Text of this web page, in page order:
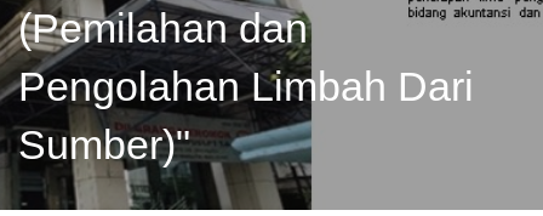
(Pemilahan dan
Pengolahan Limbah Dari
Sumber)"